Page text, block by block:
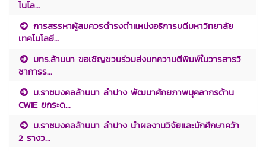
โนโล...
การสรรหาผู้สมควรดำรงตำแหน่งอธิการบดีมหาวิทยาลัย
เทคโนโลยี...
มทร.ล้านนา ขอเชิญชวนร่วมส่งบทความตีพิมพ์ในวารสารวิ
ชาการร...
ม.ราชมงคลล้านนา ลำปาง พัฒนาศักยภาพบุคลากรด้าน
CWIE ยกระด...
ม.ราชมงคลล้านนา ลำปาง นำผลงานวิจัยและนักศึกษาคว้า
2 รางว...